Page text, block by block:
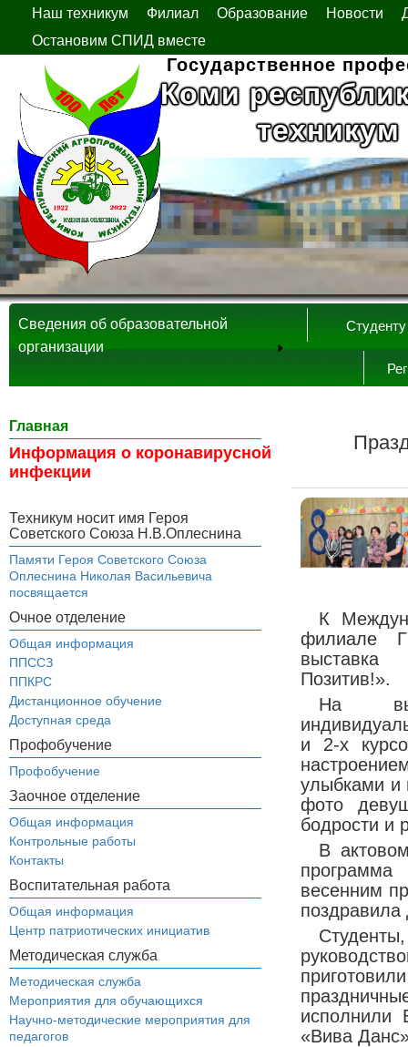
Наш техникум Филиал Образование Новости
Остановим СПИД вместе
Государственное
Коми
Студенту
Сведения об образовательной
организации
Главная
Информация о коронавирусной
инфекции
Техникум носит имя Героя
Советского Союза Н.В.Оплеснина
Памяти Героя Советского Союза
Оплеснина Николая Васильевича
посвящается
Очное отделение
Общая информация
ППССЗ
ППКРС
Дистанционное обучение
Доступная среда
Профобучение
Профобучение
Заочное отделение
Общая информация
Контрольные работы
Контакты
Воспитательная работа
Общая информация
Центр патриотических инициатив
Методическая служба
Методическая служба
Мероприятия для обучающихся
Научно-методические мероприятия для
педагогов
К
филиале
Позитив!».
На
и 2-х
улыбками и
фото
бодрости и
В
весенним
исполнили
«Вива